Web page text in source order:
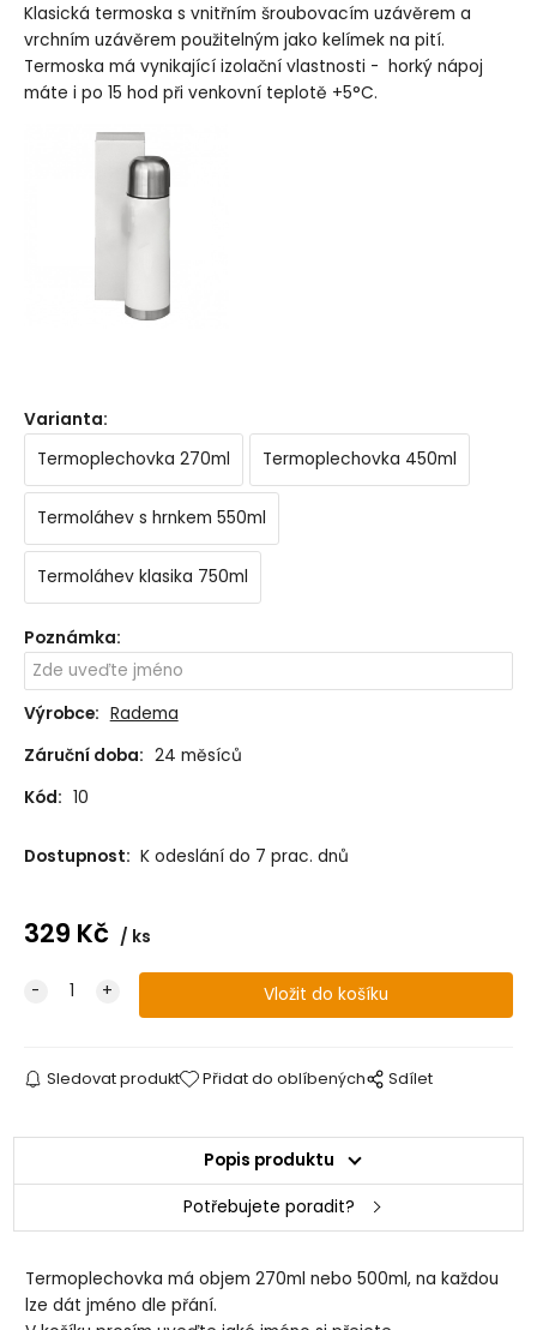
Klasická termoska s vnitřním šroubovacím uzávěrem a
vrchním uzávěrem použitelným jako kelímek na pití.
Termoska má vynikající izolační vlastnosti - horký nápoj
máte i po 15 hod při venkovní teplotě +5°C.
Varianta:
Termoplechovka 270ml
Termoplechovka 450ml
Termoláhev s hrnkem 550ml
Termoláhev klasika 750ml
Poznámka:
Výrobce: Radema
Záruční doba: 24 měsíců
Kód: 10
Dostupnost: K odeslání do 7 prac. dnů
329 Kč ks
Sledovat produkt Přidat do oblíbených Sdílet
Popis produktu
Potřebujete poradit?
Termoplechovka má objem 270ml nebo 500ml, na každou
lze dát jméno dle přání.